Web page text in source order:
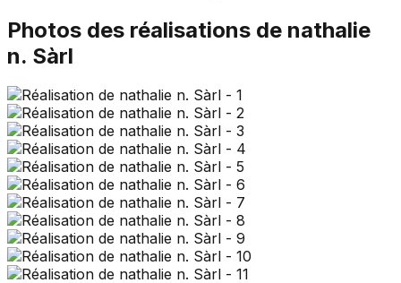
Photos des réalisations de nathalie
n. Sàrl